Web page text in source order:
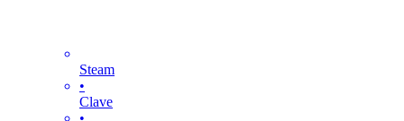
Steam
•
Clave
•